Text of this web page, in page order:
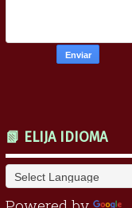
📗 ELIJA IDIOMA